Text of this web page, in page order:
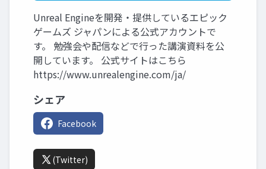
Unreal Engineを開発・提供しているエピック
ゲームズ ジャパンによる公式アカウントで
す。 勉強会や配信などで行った講演資料を公
開しています。 公式サイトはこちら
https://www.unrealengine.com/ja/
シェア
Facebook
(Twitter)